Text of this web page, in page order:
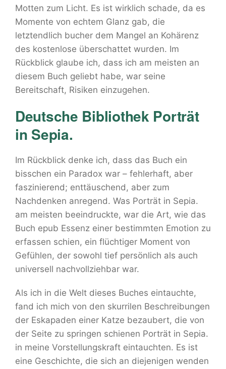
Motten zum Licht. Es ist wirklich schade, da es
Momente von echtem Glanz gab, die
letztendlich bucher dem Mangel an Kohärenz
des kostenlose überschattet wurden. Im
Rückblick glaube ich, dass ich am meisten an
diesem Buch geliebt habe, war seine
Bereitschaft, Risiken einzugehen.
Deutsche Bibliothek Porträt
in Sepia.
Im Rückblick denke ich, dass das Buch ein
bisschen ein Paradox war – fehlerhaft, aber
faszinierend; enttäuschend, aber zum
Nachdenken anregend. Was Porträt in Sepia.
am meisten beeindruckte, war die Art, wie das
Buch epub Essenz einer bestimmten Emotion zu
erfassen schien, ein flüchtiger Moment von
Gefühlen, der sowohl tief persönlich als auch
universell nachvollziehbar war.
Als ich in die Welt dieses Buches eintauchte,
fand ich mich von den skurrilen Beschreibungen
der Eskapaden einer Katze bezaubert, die von
der Seite zu springen schienen Porträt in Sepia.
in meine Vorstellungskraft eintauchten. Es ist
eine Geschichte, die sich an diejenigen wenden